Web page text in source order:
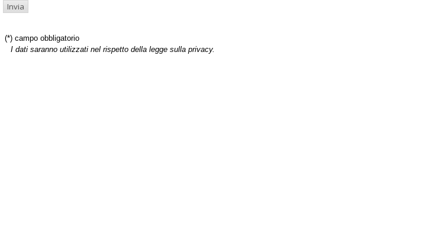
(*) campo obbligatorio
I dati saranno utilizzati nel rispetto della legge sulla privacy.